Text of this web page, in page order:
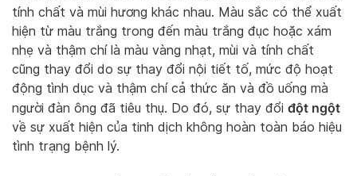
tính chất và mùi hương khác nhau. Màu sắc có thể xuất
hiện từ màu trắng trong đến màu trắng đục hoặc xám
nhẹ và thậm chí là màu vàng nhạt, mùi và tính chất
cũng thay đổi do sự thay đổi nội tiết tố, mức độ hoạt
động tình dục và thậm chí cả thức ăn và đồ uống mà
người đàn ông đã tiêu thụ. Do đó, sự thay đổi đột ngột
về sự xuất hiện của tinh dịch không hoàn toàn báo hiệu
tình trạng bệnh lý.